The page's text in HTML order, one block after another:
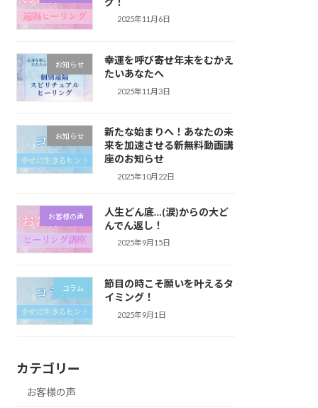
2025年11月6日
お知らせ
幸運を呼び寄せ年末をむかえ
たいあなたへ
2025年11月3日
お知らせ
新たな始まりへ！あなたの未
来を加速させる新無料動画講
座のお知らせ
2025年10月22日
お客様の声
人生どん底…(涙)からの大ど
んでん返し！
2025年9月15日
コラム
節目の時こそ願いを叶えるタ
イミング！
2025年9月1日
カテゴリー
お客様の声